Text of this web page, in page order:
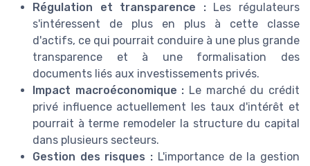
Régulation et transparence : Les régulateurs
s'intéressent de plus en plus à cette classe
d'actifs, ce qui pourrait conduire à une plus grande
transparence et à une formalisation des
documents liés aux investissements privés.
Impact macroéconomique : Le marché du crédit
privé influence actuellement les taux d'intérêt et
pourrait à terme remodeler la structure du capital
dans plusieurs secteurs.
Gestion des risques : L'importance de la gestion